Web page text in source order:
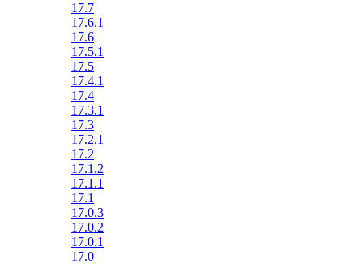
17.7
17.6.1
17.6
17.5.1
17.5
17.4.1
17.4
17.3.1
17.3
17.2.1
17.2
17.1.2
17.1.1
17.1
17.0.3
17.0.2
17.0.1
17.0